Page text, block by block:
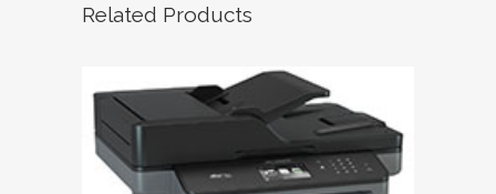
Related Products